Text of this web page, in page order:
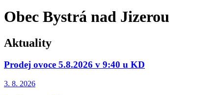
Obec Bystrá nad Jizerou
Aktuality
Prodej ovoce 5.8.2026 v 9:40 u KD
3. 8. 2026